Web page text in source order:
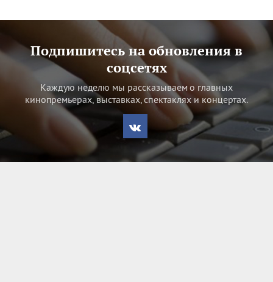
Подпишитесь на обновления в
соцсетях
Каждую неделю мы рассказываем о главных
кинопремьерах, выставках, спектаклях и концертах.